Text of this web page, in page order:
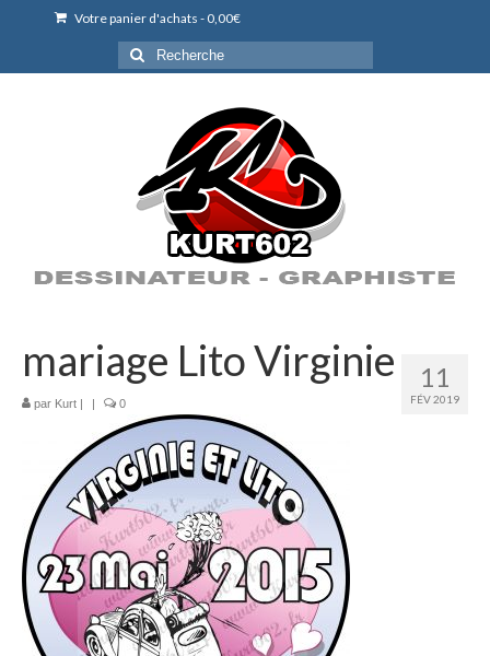
Votre panier d'achats - 0,00€
Rechercher
:
11
FÉV 2019
mariage Lito Virginie
par Kurt | | 0